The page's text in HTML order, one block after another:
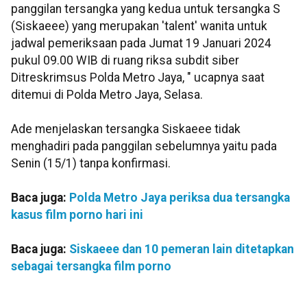
panggilan tersangka yang kedua untuk tersangka S
(Siskaeee) yang merupakan 'talent' wanita untuk
jadwal pemeriksaan pada Jumat 19 Januari 2024
pukul 09.00 WIB di ruang riksa subdit siber
Ditreskrimsus Polda Metro Jaya, " ucapnya saat
ditemui di Polda Metro Jaya, Selasa.
Ade menjelaskan tersangka Siskaeee tidak
menghadiri pada panggilan sebelumnya yaitu pada
Senin (15/1) tanpa konfirmasi.
Baca juga: Polda Metro Jaya periksa dua tersangka
kasus film porno hari ini
Baca juga: Siskaeee dan 10 pemeran lain ditetapkan
sebagai tersangka film porno